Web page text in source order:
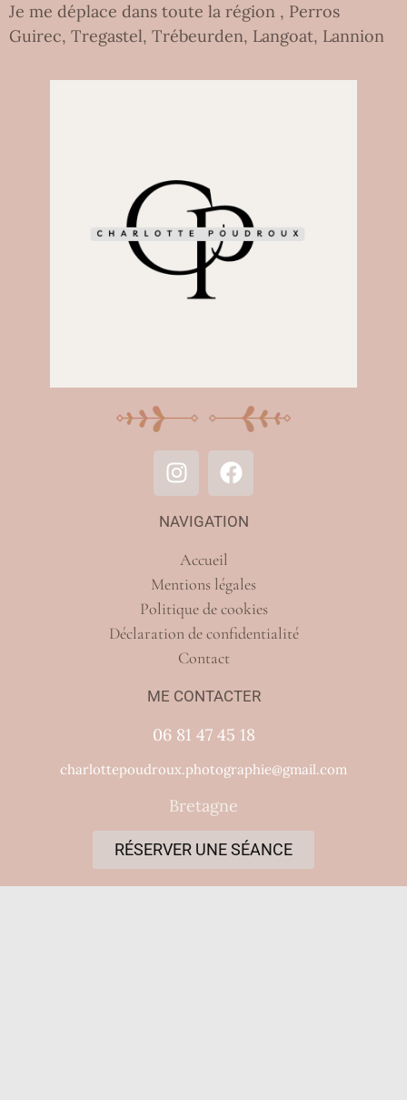
Je me déplace dans toute la région , Perros
Guirec, Tregastel, Trébeurden, Langoat, Lannion
NAVIGATION
Accueil
Mentions légales
Politique de cookies
Déclaration de confidentialité
Contact
ME CONTACTER
06 81 47 45 18
charlottepoudroux.photographie@gmail.com
Bretagne
RÉSERVER UNE SÉANCE